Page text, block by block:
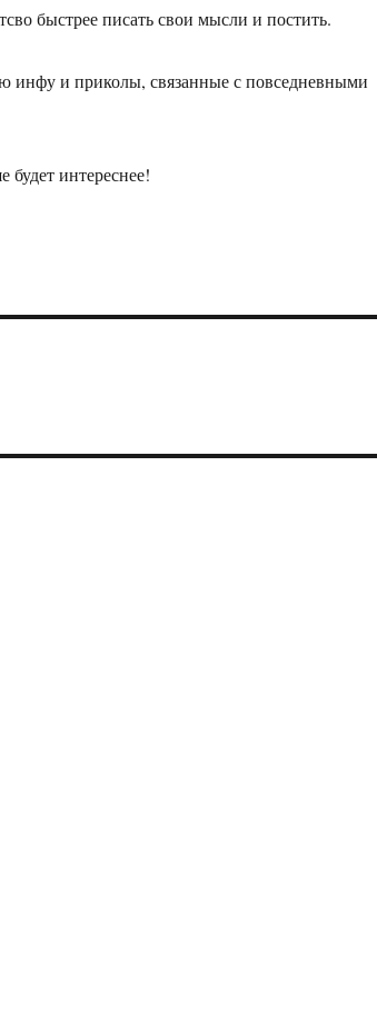
быстрее писать свои мысли и постить.
инфу и приколы, связанные с повседневными
интереснее!